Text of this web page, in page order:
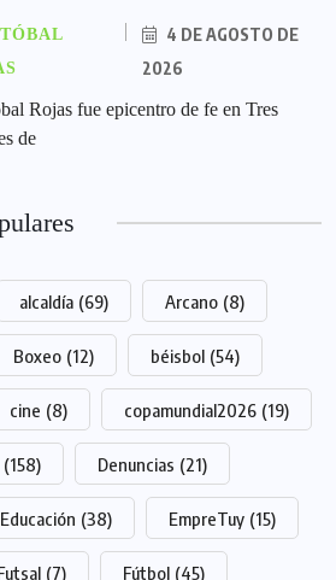
4 DE AGOSTO DE
2026
Rojas fue epicentro de fe en Tres
de
alcaldía (69) Arcano (8)
Boxeo (12) béisbol (54)
cine (8) copamundial2026 (19)
(158) Denuncias (21)
Educación (38) EmpreTuy (15)
(7) Fútbol (45)